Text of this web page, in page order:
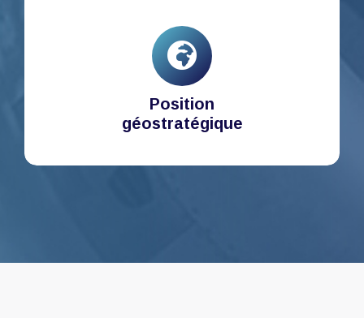
Position
géostratégique